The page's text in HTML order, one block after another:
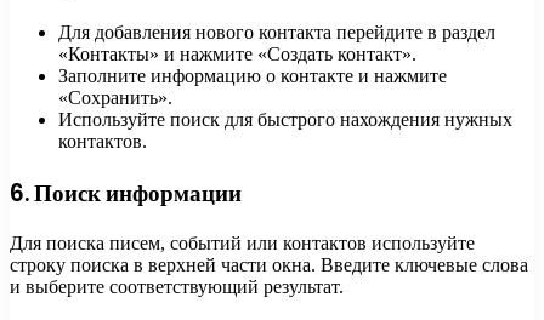
Для добавления нового контакта перейдите в раздел
«Контакты» и нажмите «Создать контакт».
Заполните информацию о контакте и нажмите
«Сохранить».
Используйте поиск для быстрого нахождения нужных
контактов.
6. Поиск информации
Для поиска писем, событий или контактов используйте
строку поиска в верхней части окна. Введите ключевые слова
и выберите соответствующий результат.